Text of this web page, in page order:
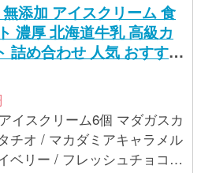
添加 アイスクリーム 食
濃厚 北海道牛乳 高級カ
詰め合わせ 人気 おすすめ
ヨーグルト ピスタチオ
｜神奈川県 横浜市 AHR
スクリーム6個 マダガスカ
チオ / マカダミアキャラメル
ベリー / フレッシュチョコミ